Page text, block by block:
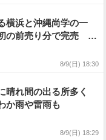
横浜と沖縄尚学の一
の前売り分で完売 優
で激突
8/9(日) 18:30
晴れ間の出る所多く
か雨や雷雨も
8/9(日) 18:29